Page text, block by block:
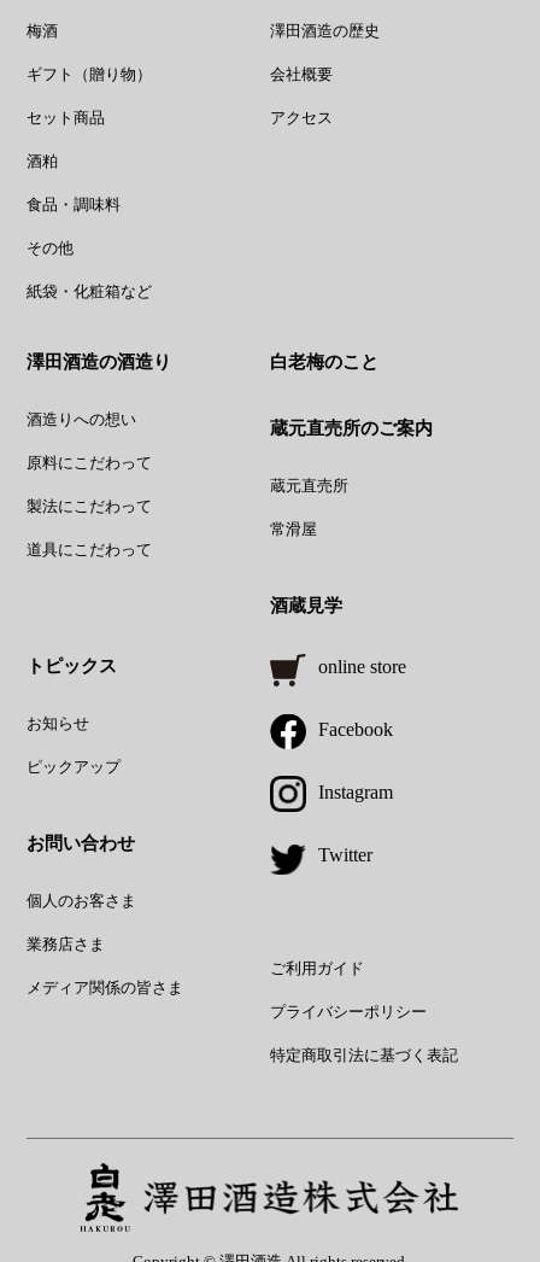
梅酒
ギフト（贈り物）
セット商品
酒粕
食品・調味料
その他
紙袋・化粧箱など
澤田酒造の歴史
会社概要
アクセス
澤田酒造の酒造り
酒造りへの想い
原料にこだわって
製法にこだわって
道具にこだわって
白老梅のこと
蔵元直売所のご案内
蔵元直売所
常滑屋
酒蔵見学
トピックス
お知らせ
ピックアップ
お問い合わせ
個人のお客さま
業務店さま
メディア関係の皆さま
online store
Facebook
Instagram
Twitter
ご利用ガイド
プライバシーポリシー
特定商取引法に基づく表記